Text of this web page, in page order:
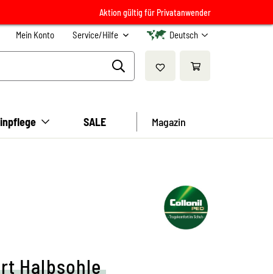
Aktion gültig für Privatanwender
Mein Konto Service/Hilfe Deutsch
SALE Magazin
Halbsohle